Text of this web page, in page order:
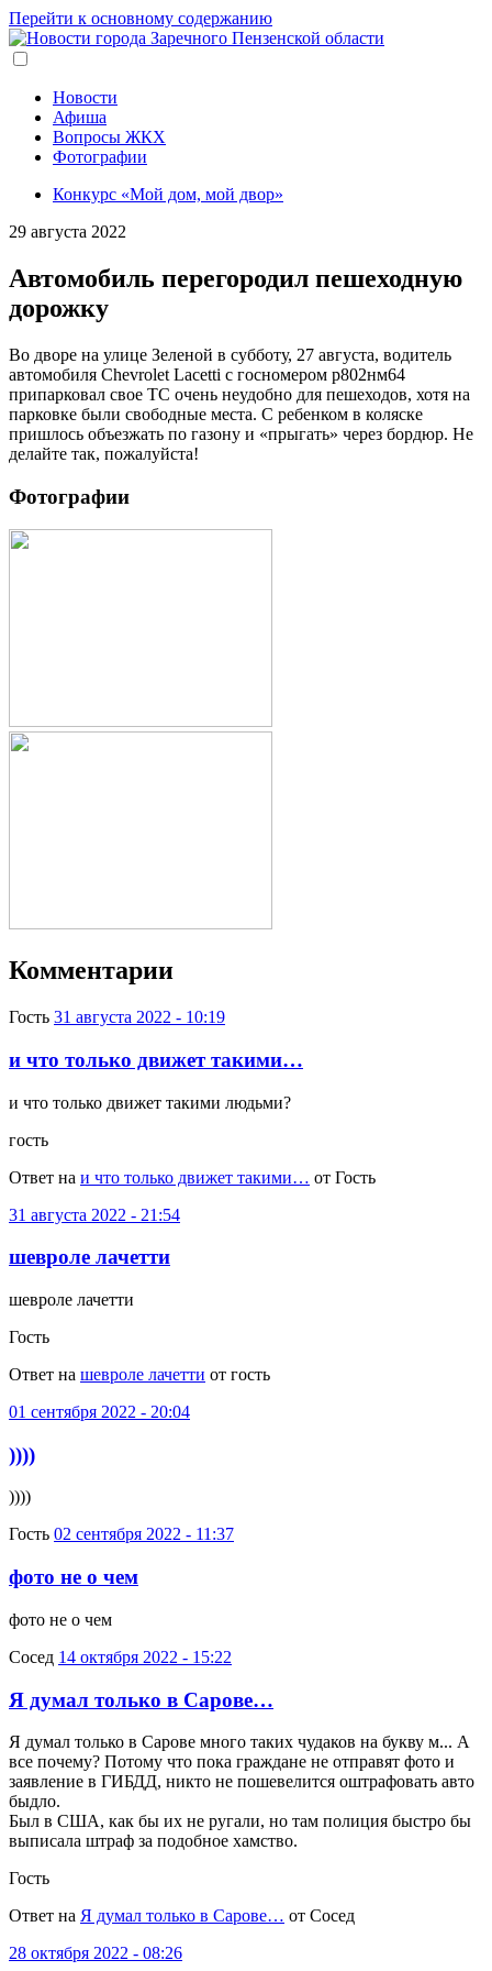
Перейти к основному содержанию
Новости
Афиша
Вопросы ЖКХ
Фотографии
Конкурс «Мой дом, мой двор»
29 августа 2022
Автомобиль перегородил пешеходную
дорожку
Во дворе на улице Зеленой в субботу, 27 августа, водитель
автомобиля Chevrolet Lacetti с госномером р802нм64
припарковал свое ТС очень неудобно для пешеходов, хотя на
парковке были свободные места. С ребенком в коляске
пришлось объезжать по газону и «прыгать» через бордюр. Не
делайте так, пожалуйста!
Фотографии
Комментарии
Гость 31 августа 2022 - 10:19
и что только движет такими…
и что только движет такими людьми?
гость
Ответ на и что только движет такими… от Гость
31 августа 2022 - 21:54
шевроле лачетти
шевроле лачетти
Гость
Ответ на шевроле лачетти от гость
01 сентября 2022 - 20:04
))))
))))
Гость 02 сентября 2022 - 11:37
фото не о чем
фото не о чем
Сосед 14 октября 2022 - 15:22
Я думал только в Сарове…
Я думал только в Сарове много таких чудаков на букву м... А
все почему? Потому что пока граждане не отправят фото и
заявление в ГИБДД, никто не пошевелится оштрафовать авто
быдло.
Был в США, как бы их не ругали, но там полиция быстро бы
выписала штраф за подобное хамство.
Гость
Ответ на Я думал только в Сарове… от Сосед
28 октября 2022 - 08:26